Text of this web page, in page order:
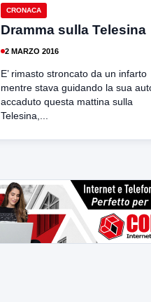
CRONACA
Dramma sulla Telesina
2 MARZO 2016
E’ rimasto stroncato da un infarto
mentre stava guidando la sua
accaduto questa mattina sulla
Telesina,...